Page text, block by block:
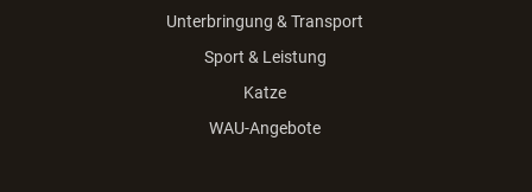
Unterbringung & Transport
Sport & Leistung
Katze
WAU-Angebote